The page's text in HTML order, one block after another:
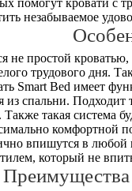
помогут кровати с
незабываемое
не простой
трудового дня.
Smart Bed имеет
спальни. Подходит
такая
комфортной
впишутся в любой
который не